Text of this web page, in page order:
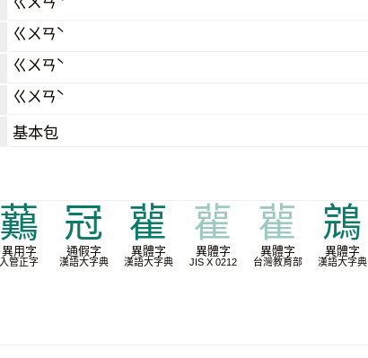
ㄍㄨㄢˋ
ㄍㄨㄢˋ
ㄍㄨㄢˋ
基本包
䕿
異用字
入管正字
冠
通假字
漢語大字典
雚
異體字
漢語大字典
雚
異體字
JIS X 0212
雚
異體字
台灣教育部
鵍
異體字
漢語大字典